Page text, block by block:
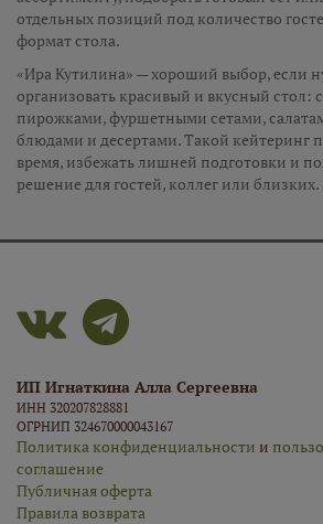
отдельных позиций под количество
формат стола.
«Ира Кутилина» — хороший выбор, если
организовать красивый и вкусный стол:
пирожками, фуршетными сетами,
блюдами и десертами. Такой кейтеринг
время, избежать лишней подготовки и
решение для гостей, коллег или близких.
ИП Игнаткина Алла Сергеевна
ИНН 320207828881
ОГРНИП 324670000043167
Политика конфиденциальности и
соглашение
Публичная оферта
Правила возврата